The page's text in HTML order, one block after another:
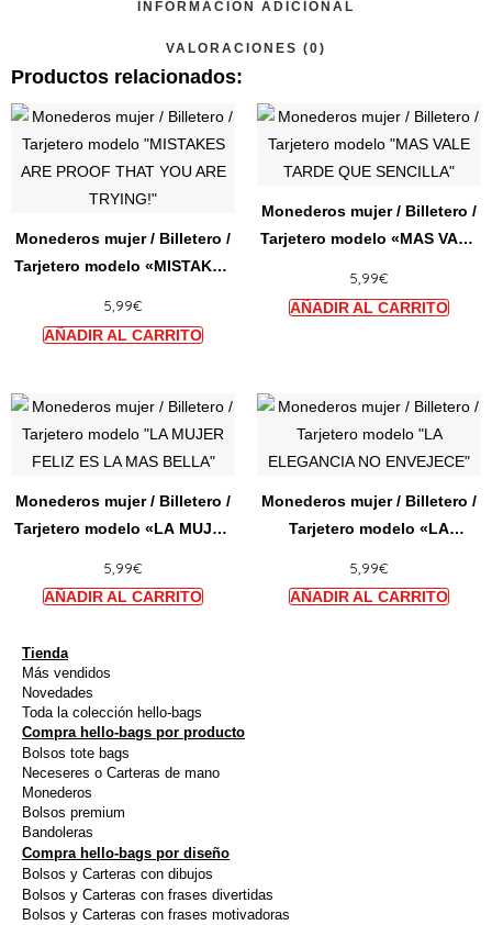
INFORMACIÓN ADICIONAL
VALORACIONES (0)
Productos relacionados:
Monederos mujer / Billetero /
Tarjetero modelo «MISTAKES
5,99€
Este
producto
tiene
pueden
la
página
de
producto
Monederos mujer / Billetero /
Tarjetero modelo «MAS VALE
5,99€
Este
tiene
se
la
de
Monederos mujer / Billetero /
Tarjetero modelo «LA MUJER
5,99€
Este
producto
tiene
página
Monederos mujer / Billetero /
Tarjetero modelo «LA
5,99€
Este
tiene
Tienda
Más vendidos
Novedades
Toda la colección hello-bags
Compra hello-bags por producto
Bolsos tote bags
Neceseres o Carteras de mano
Monederos
Bolsos premium
Bandoleras
Compra hello-bags por diseño
Bolsos y Carteras con dibujos
Bolsos y Carteras con frases divertidas
Bolsos y Carteras con frases motivadoras